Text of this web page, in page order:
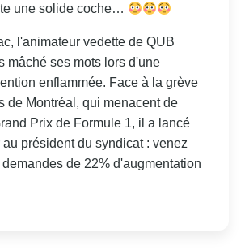
une solide coche…
l'animateur vedette de QUB
mâché ses mots lors d'une
enflammée. Face à la grève
de Montréal, qui menacent de
Prix de Formule 1, il a lancé
président du syndicat : venez
de 22% d'augmentation